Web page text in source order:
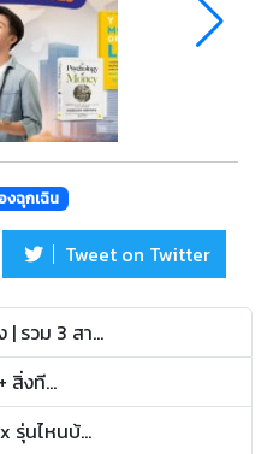
งฉุกเฉิน
Tweet on Twitter
| รวม 3 สา...
สิ่งที...
รุ่นไหนบ้...